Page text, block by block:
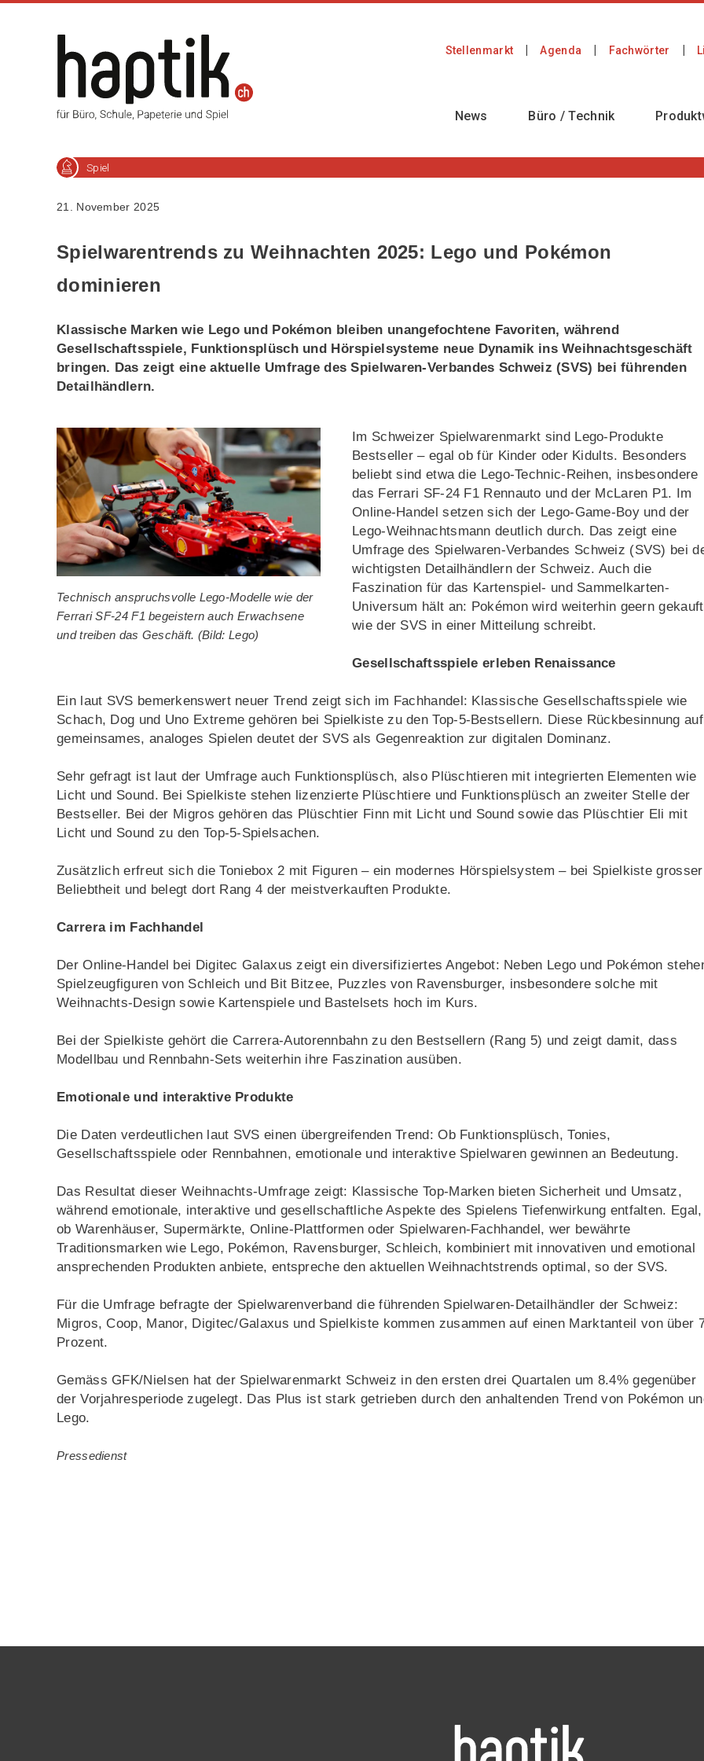
Stellenmarkt Agenda Fachwörter
News Büro / Technik
Spiel
21. November 2025
Spielwarentrends zu Weihnachten 2025: Lego und Pokémon
dominieren
Klassische Marken wie Lego und Pokémon bleiben unangefochtene Favoriten, während
Gesellschaftsspiele, Funktionsplüsch und Hörspielsysteme neue Dynamik ins Weihnachtsgeschäft
bringen. Das zeigt eine aktuelle Umfrage des Spielwaren-Verbandes Schweiz (SVS) bei führenden
Detailhändlern.
Technisch anspruchsvolle Lego-Modelle wie der
Ferrari SF-24 F1 begeistern auch Erwachsene
und treiben das Geschäft. (Bild: Lego)
Im Schweizer Spielwarenmarkt sind Lego-Produkte
Bestseller – egal ob für Kinder oder Kidults. Besonders
beliebt sind etwa die Lego-Technic-Reihen, insbesondere
das Ferrari SF-24 F1 Rennauto und der McLaren P1. Im
Online-Handel setzen sich der Lego-Game-Boy und der
Lego-Weihnachtsmann deutlich durch. Das zeigt eine
Umfrage des Spielwaren-Verbandes Schweiz (SVS) bei
wichtigsten Detailhändlern der Schweiz. Auch die
Faszination für das Kartenspiel- und Sammelkarten-
Universum hält an: Pokémon wird weiterhin geern
wie der SVS in einer Mitteilung schreibt.
Gesellschaftsspiele erleben Renaissance
Ein laut SVS bemerkenswert neuer Trend zeigt sich im Fachhandel: Klassische Gesellschaftsspiele wie
Schach, Dog und Uno Extreme gehören bei Spielkiste zu den Top-5-Bestsellern. Diese Rückbesinnung auf
gemeinsames, analoges Spielen deutet der SVS als Gegenreaktion zur digitalen Dominanz.
Sehr gefragt ist laut der Umfrage auch Funktionsplüsch, also Plüschtieren mit integrierten Elementen wie
Licht und Sound. Bei Spielkiste stehen lizenzierte Plüschtiere und Funktionsplüsch an zweiter Stelle der
Bestseller. Bei der Migros gehören das Plüschtier Finn mit Licht und Sound sowie das Plüschtier Eli mit
Licht und Sound zu den Top-5-Spielsachen.
Zusätzlich erfreut sich die Toniebox 2 mit Figuren – ein modernes Hörspielsystem – bei Spielkiste grosser
Beliebtheit und belegt dort Rang 4 der meistverkauften Produkte.
Carrera im Fachhandel
Der Online-Handel bei Digitec Galaxus zeigt ein diversifiziertes Angebot: Neben Lego und Pokémon
Spielzeugfiguren von Schleich und Bit Bitzee, Puzzles von Ravensburger, insbesondere solche mit
Weihnachts-Design sowie Kartenspiele und Bastelsets hoch im Kurs.
Bei der Spielkiste gehört die Carrera-Autorennbahn zu den Bestsellern (Rang 5) und zeigt damit, dass
Modellbau und Rennbahn-Sets weiterhin ihre Faszination ausüben.
Emotionale und interaktive Produkte
Die Daten verdeutlichen laut SVS einen übergreifenden Trend: Ob Funktionsplüsch, Tonies,
Gesellschaftsspiele oder Rennbahnen, emotionale und interaktive Spielwaren gewinnen an Bedeutung.
Das Resultat dieser Weihnachts-Umfrage zeigt: Klassische Top-Marken bieten Sicherheit und Umsatz,
während emotionale, interaktive und gesellschaftliche Aspekte des Spielens Tiefenwirkung entfalten. Egal,
ob Warenhäuser, Supermärkte, Online-Plattformen oder Spielwaren-Fachhandel, wer bewährte
Traditionsmarken wie Lego, Pokémon, Ravensburger, Schleich, kombiniert mit innovativen und emotional
ansprechenden Produkten anbiete, entspreche den aktuellen Weihnachtstrends optimal, so der SVS.
Für die Umfrage befragte der Spielwarenverband die führenden Spielwaren-Detailhändler der Schweiz:
Migros, Coop, Manor, Digitec/Galaxus und Spielkiste kommen zusammen auf einen Marktanteil von über
Prozent.
Gemäss GFK/Nielsen hat der Spielwarenmarkt Schweiz in den ersten drei Quartalen um 8.4% gegenüber
der Vorjahresperiode zugelegt. Das Plus ist stark getrieben durch den anhaltenden Trend von Pokémon
Lego.
Pressedienst